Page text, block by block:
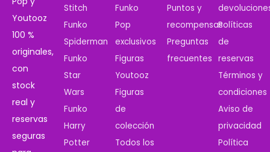
Youtooz
100 %
originales,
con
stock
real y
reservas
seguras
Stitch
Funko
Spiderman
Funko
Star
Wars
Funko
Harry
Potter
Funko
Pop
exclusivos
Figuras
Youtooz
Figuras
de
colección
Todos los
Puntos y
recompensas
Preguntas
frecuentes
Políticas
de
reservas
Términos y
condiciones
Aviso de
privacidad
Política